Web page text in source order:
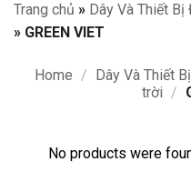
Trang chủ » Dây Và Thiết Bị
» GREEN VIET
Home / Dây Và Thiết
trời /
No products were